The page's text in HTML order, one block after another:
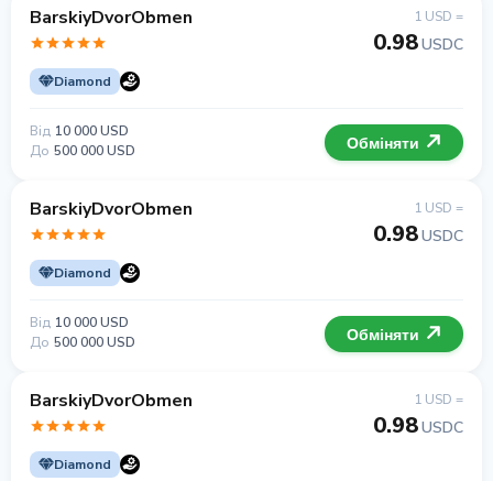
BarskiyDvorObmen
Diamond
1 USD =
0.98USDC
Від 10 000 USD
До 500 000 USD Обміняти
BarskiyDvorObmen
Diamond
1 USD =
0.98USDC
Від 10 000 USD
До 500 000 USD Обміняти
BarskiyDvorObmen
Diamond
1 USD =
0.98USDC